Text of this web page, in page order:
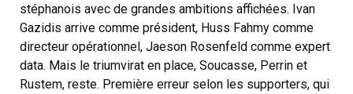
stéphanois avec de grandes ambitions affichées. Ivan
Gazidis arrive comme président, Huss Fahmy comme
directeur opérationnel, Jaeson Rosenfeld comme expert
data. Mais le triumvirat en place, Soucasse, Perrin et
Rustem, reste. Première erreur selon les supporters, qui